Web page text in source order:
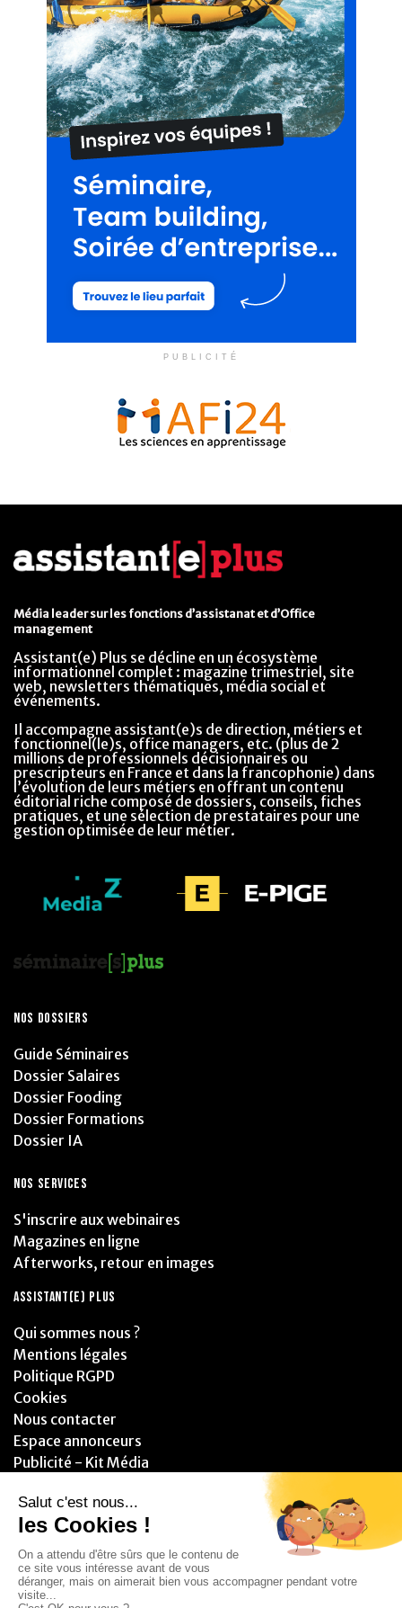
PUBLICITÉ
Média leader sur les fonctions d’assistanat et d’Office
management
Assistant(e) Plus se décline en un écosystème
informationnel complet : magazine trimestriel, site
web, newsletters thématiques, média social et
événements.
Il accompagne assistant(e)s de direction, métiers et
fonctionnel(le)s, office managers, etc. (plus de 2
millions de professionnels décisionnaires ou
prescripteurs en France et dans la francophonie) dans
l’évolution de leurs métiers en offrant un contenu
éditorial riche composé de dossiers, conseils, fiches
pratiques, et une sélection de prestataires pour une
gestion optimisée de leur métier.
NOS DOSSIERS
Guide Séminaires
Dossier Salaires
Dossier Fooding
Dossier Formations
Dossier IA
NOS SERVICES
S'inscrire aux webinaires
Magazines en ligne
Afterworks, retour en images
ASSISTANT(E) PLUS
Qui sommes nous ?
Mentions légales
Politique RGPD
Cookies
Nous contacter
Espace annonceurs
Publicité - Kit Média
PARTENAIRES